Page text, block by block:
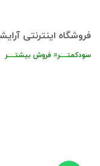
فروشگاه اینترنتی
سودکمتــــر= فروش بیشتــــر